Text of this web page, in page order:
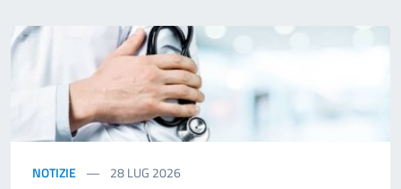
NOTIZIE 28LUG 2026